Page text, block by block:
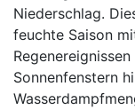
Niederschlag.
feuchte Saison
Sonnenfenstern